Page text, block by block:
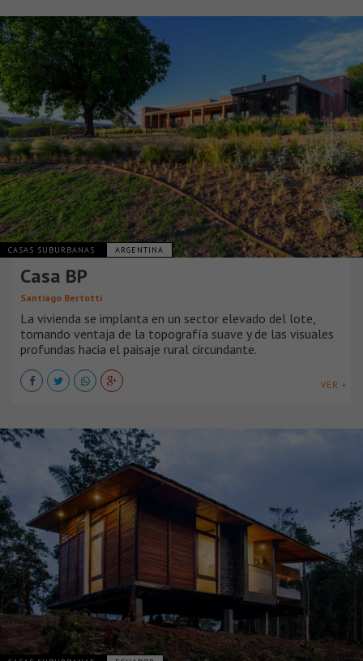
CASAS SUBURBANAS ARGENTINA
Casa BP
Santiago Bertotti
La vivienda se implanta en un sector elevado del lote,
tomando ventaja de la topografía suave y de las visuales
profundas hacia el paisaje rural circundante.
VER +